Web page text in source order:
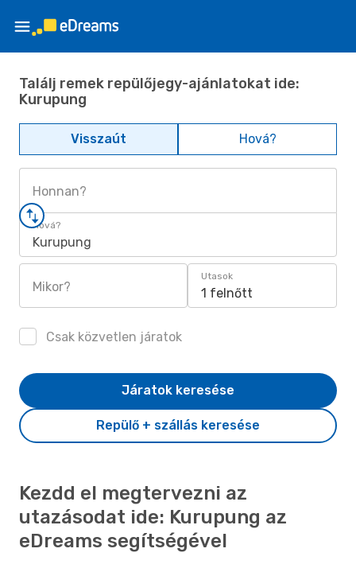
Találj remek repülőjegy-ajánlatokat ide:
Kurupung
Visszaút Hová?
Honnan?
Hová?
Kurupung
Mikor?
Utasok
1 felnőtt
Csak közvetlen járatok
Repülő + szállás keresése
Járatok keresése
Kezdd el megtervezni az
utazásodat ide: Kurupung az
eDreams segítségével